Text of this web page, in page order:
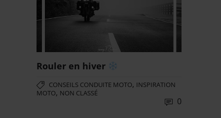
Rouler en hiver
CONSEILS CONDUITE MOTO, INSPIRATION
MOTO, NON CLASSÉ
0